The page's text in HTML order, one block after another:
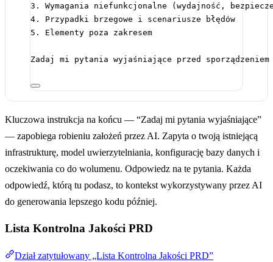
3. Wymagania niefunkcjonalne (wydajność,
4. Przypadki brzegowe i scenariusze błędów
5. Elementy poza zakresem
Zadaj mi pytania wyjaśniające przed
Kluczowa instrukcja na końcu — “Zadaj mi pytania wyjaśniające”
— zapobiega robieniu założeń przez AI. Zapyta o twoją istniejącą
infrastrukturę, model uwierzytelniania, konfigurację bazy danych i
oczekiwania co do wolumenu. Odpowiedz na te pytania. Każda
odpowiedź, którą tu podasz, to kontekst wykorzystywany przez AI
do generowania lepszego kodu później.
Lista Kontrolna Jakości PRD
Dział zatytułowany „Lista Kontrolna Jakości PRD”